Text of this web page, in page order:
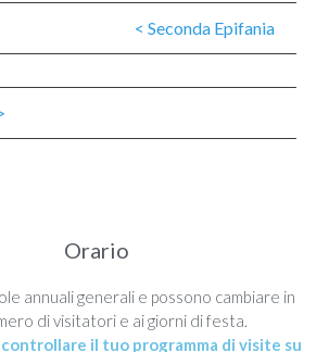
< Seconda Epifania
Orario
annuali generali e possono cambiare in
di visitatori e ai giorni di festa.
controllare il tuo programma di visite su